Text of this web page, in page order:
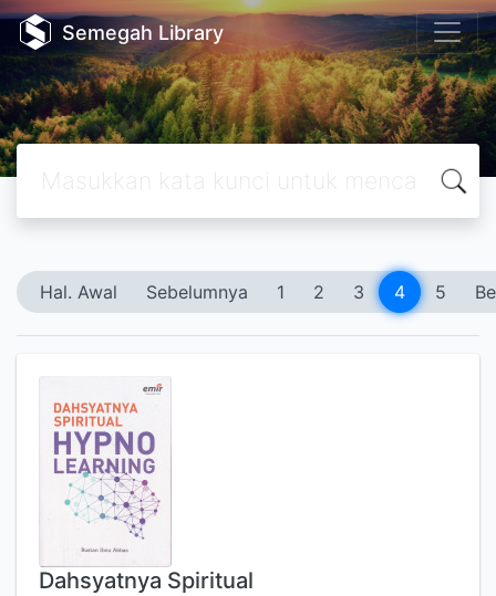
Semegah Library
Hal. Awal Sebelumnya 1 2 3 4 5
Dahsyatnya Spiritual